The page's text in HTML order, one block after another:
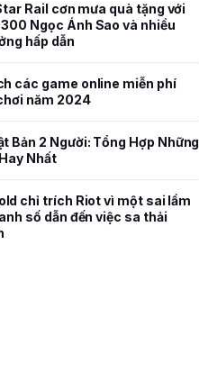
Rail cơn mưa quà tặng với
Ngọc Ánh Sao và nhiều
hấp dẫn
các game online miễn phí
năm 2024
Bản 2 Người: Tổng Hợp Những
Nhất
chỉ trích Riot vì một sai lầm
số dẫn đến việc sa thải